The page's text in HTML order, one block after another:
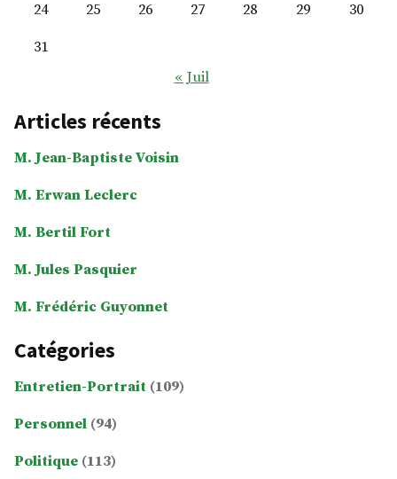
24
25 26 27 28 29
30
31
« Juil
Articles récents
M. Jean-Baptiste Voisin
M. Erwan Leclerc
M. Bertil Fort
M. Jules Pasquier
M. Frédéric Guyonnet
Catégories
Entretien-Portrait (109)
Personnel (94)
Politique (113)